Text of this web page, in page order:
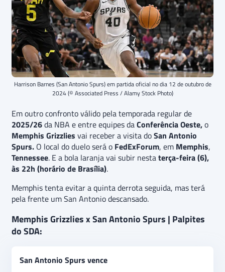
Harrison Barnes (San Antonio Spurs) em partida oficial no dia 12 de outubro de
2024 (© Associated Press / Alamy Stock Photo)
Em outro confronto válido pela temporada regular de
2025/26da NBA e entre equipes daConferência Oeste,o
Memphis Grizzlies vai receber a visita doSan Antonio
Spurs. O local do duelo será o FedExForum, em Memphis,
Tennessee. E a bola laranja vai subir nestaterça-feira (6),
às 22h (horário de Brasília).
Memphis tenta evitar a quinta derrota seguida, mas terá
pela frente um San Antonio descansado.
Memphis Grizzlies x San Antonio Spurs | Palpites
do SDA:
San Antonio Spurs vence